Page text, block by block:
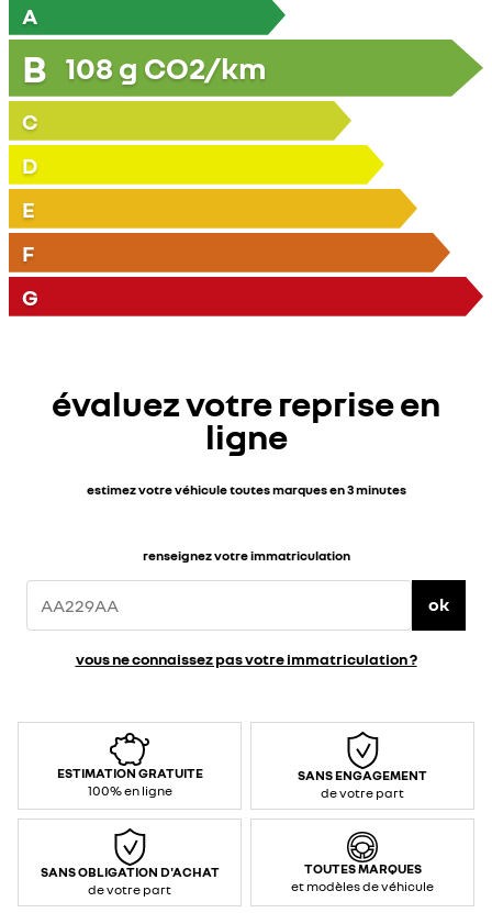
A
B 108 g CO2/km
C
D
E
F
G
évaluez votre reprise en
ligne
estimez votre véhicule toutes marques en 3 minutes
renseignez votre immatriculation
ok
vous ne connaissez pas votre immatriculation ?
ESTIMATION GRATUITE
100% en ligne
SANS ENGAGEMENT
de votre part
SANS OBLIGATION D'ACHAT
de votre part
TOUTES MARQUES
et modèles de véhicule